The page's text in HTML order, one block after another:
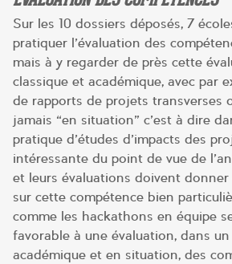
Sur les 10 dossiers déposés, 7
pratiquer l’évaluation des
mais à y regarder de près cette
classique et académique, avec par
de rapports de projets transverses
jamais “en situation” c’est à dire
pratique d’études d’impacts des
intéressante du point de vue de
et leurs évaluations doivent
sur cette compétence bien
comme les hackathons en équipe
favorable à une évaluation, dans
académique et en situation, des